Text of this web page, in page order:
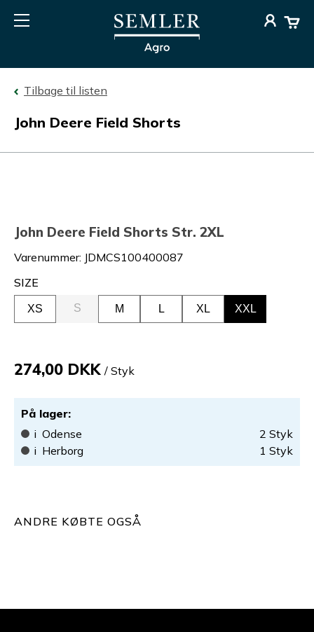
Tilbage til listen
John Deere Field Shorts
John Deere Field Shorts Str. 2XL
Varenummer: JDMCS100400087
SIZE
XS S M L XL XXL
274,00 DKK / Styk
På lager:
i Odense 2 Styk
i Herborg 1 Styk
ANDRE KØBTE OGSÅ